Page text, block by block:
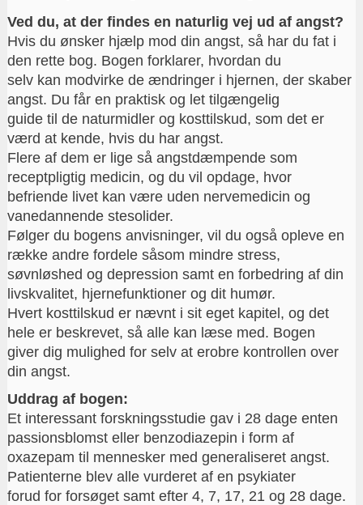
Ved du, at der findes en naturlig vej ud af angst?
Hvis du ønsker hjælp mod din angst, så har du fat i
den rette bog. Bogen forklarer, hvordan du
selv kan modvirke de ændringer i hjernen, der skaber
angst. Du får en praktisk og let tilgængelig
guide til de naturmidler og kosttilskud, som det er
værd at kende, hvis du har angst.
Flere af dem er lige så angstdæmpende som
receptpligtig medicin, og du vil opdage, hvor
befriende livet kan være uden nervemedicin og
vanedannende stesolider.
Følger du bogens anvisninger, vil du også opleve en
række andre fordele såsom mindre stress,
søvnløshed og depression samt en forbedring af din
livskvalitet, hjernefunktioner og dit humør.
Hvert kosttilskud er nævnt i sit eget kapitel, og det
hele er beskrevet, så alle kan læse med. Bogen
giver dig mulighed for selv at erobre kontrollen over
din angst.
Uddrag af bogen:
Et interessant forskningsstudie gav i 28 dage enten
passionsblomst eller benzodiazepin i form af
oxazepam til mennesker med generaliseret angst.
Patienterne blev alle vurderet af en psykiater
forud for forsøget samt efter 4, 7, 17, 21 og 28 dage.